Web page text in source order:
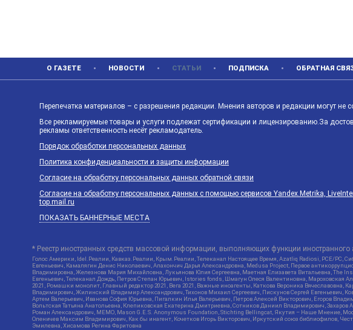
О ГАЗЕТЕ НОВОСТИ СТАТЬИ ПОДПИСКА ОБРАТНАЯ
Перепечатка материалов – с разрешения редакции. Мнения авторов и редакции могут не
Все рекламируемые товары и услуги подлежат сертификации и лицензированию.За
рекламы ответственность несёт рекламодатель.
Порядок обработки персональных данных
Политика конфиденциальности и защиты информации
Согласие на обработку персональных данных обратной связи
Согласие на обработку персональных данных с помощью сервисов Yandex.Metrika,
top.mail.ru
ПОКАЗАТЬ БАННЕРНЫЕ МЕСТА
* Реестр иностранных средств массовой информации, выполняющих функции иностранного
Голос Америки, Idel.Реалии, Кавказ.Реалии, Крым.Реалии, Телеканал Настоящее Время, Azatliq Radiosi, PCE/PC,
Евгеньевич, Камалягин Денис Николаевич, Апахончич Дарья Александровна, Medusa Project, Первое
Владимировна, Железнова Мария Михайловна, Лукьянова Юлия Сергеевна, Маетная Елизавета Витальевна,
Евгеньевич, Телеканал Дождь, Петров Степан Юрьевич, Istories fonds, Шмагун Олеся Валентиновна,
2021, Ромашки монолит, Главный редактор 2021, Вега 2021, Важные иноагенты, Каткова Вероника
Владимирович, Жилинский Владимир Александрович, Тихонов Михаил Сергеевич, Пискунов Сергей Евгеньевич,
Артем Валерьевич, Иванова София Юрьевна, Пигалкин Илья Валерьевич, Петров Алексей Викторович, Егоров
Вольтская Татьяна Анатольевна, Клепиковская Екатерина Дмитриевна, Сотников Даниил Владимирович,
Роман Александрович, МЕМО, Mason G.E.S. Anonymous Foundation, Stichting Bellingcat, Якутия – Наше Мнение,
Оленичев Максим Владимирович, Как бы инагент, Кочетков Игорь Викторович, Иркутский союз библиофилов,
Эмилевна, Хисамова Регина Фаритовна